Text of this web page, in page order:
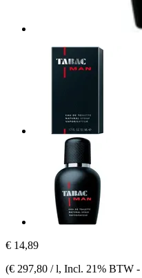
€ 14,89
(€ 297,80 / l, Incl. 21% BTW -